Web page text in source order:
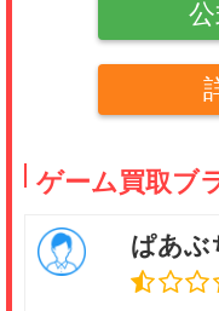
ゲーム買取ブ
ぱあぶ